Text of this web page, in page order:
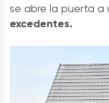
se abre la puerta a
excedentes.